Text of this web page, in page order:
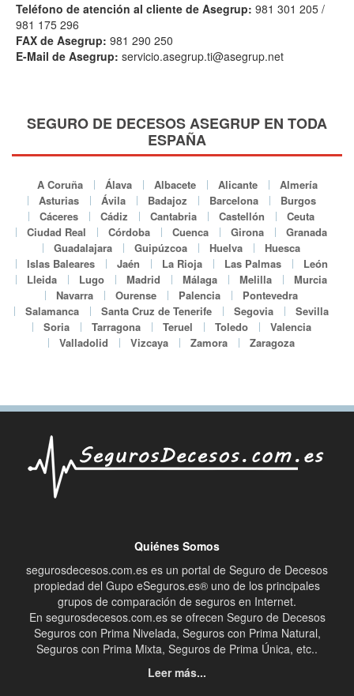
Teléfono de atención al cliente de Asegrup: 981 301 205 /
981 175 296
FAX de Asegrup: 981 290 250
E-Mail de Asegrup: servicio.asegrup.ti@asegrup.net
SEGURO DE DECESOS ASEGRUP EN TODA
ESPAÑA
A Coruña Álava Albacete Alicante
Almería
Asturias
Ávila Badajoz Barcelona
Burgos
Cáceres
Cádiz Cantabria Castellón
Ceuta
Ciudad Real
Córdoba Cuenca Girona
Granada
Guadalajara
Guipúzcoa Huelva
Huesca
Islas Baleares
Jaén La Rioja Las Palmas
León
Lleida
Lugo Madrid Málaga Melilla
Murcia
Navarra
Ourense Palencia
Pontevedra
Salamanca
Santa Cruz de Tenerife Segovia
Sevilla
Soria
Tarragona Teruel Toledo
Valencia
Valladolid
Vizcaya Zamora Zaragoza
Quiénes Somos
segurosdecesos.com.es es un portal de Seguro de Decesos
propiedad del Gupo eSeguros.es® uno de los principales
grupos de comparación de seguros en Internet.
En segurosdecesos.com.es se ofrecen Seguro de Decesos
Seguros con Prima Nivelada, Seguros con Prima Natural,
Seguros con Prima Mixta, Seguros de Prima Única, etc..
Leer más...